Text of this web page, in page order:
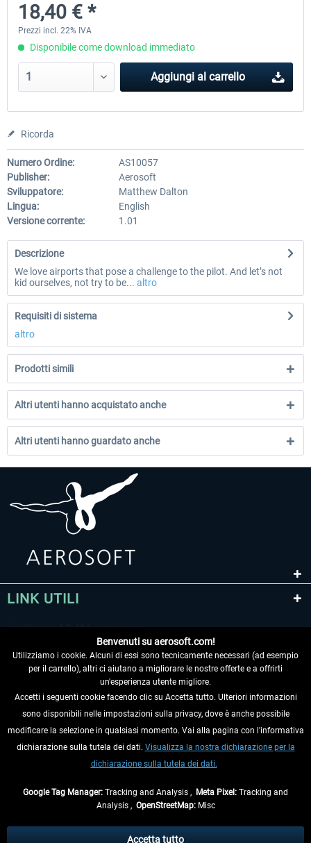
30,71 € *
18,40 € *
Prezzi incl. 22% IVA
Disponibile come download immediato
Aggiungi al carrello
Ricorda
Numero Ordine:
AS10057
Publisher:
Aerosoft
Sviluppatore:
Matthew Dalton
Lingua:
English
Versione corrente:
1.01
Descrizione
We love airports that pose a challenge to the pilot. And let’s not
kid ourselves, not try to be... altro
Requisiti di sistema
altro
Prodotti simili
Altri utenti hanno acquistato anche
Altri utenti hanno guardato anche
LINK UTILI
RECEDERE DAL CONTRATTO
INFORMAZIONI
eventualmente le spese di spedizione, se non diversamente descritto.
Benvenuti su aerosoft.com!
Utilizziamo i cookie. Alcuni di essi sono tecnicamente necessari (ad esempio
per il carrello), altri ci aiutano a migliorare le nostre offerte e a offrirti
un'esperienza utente migliore.
Accetti i seguenti cookie facendo clic su Accetta tutto. Ulteriori informazioni
sono disponibili nelle impostazioni sulla privacy, dove è anche possibile
modificare la selezione in qualsiasi momento. Vai alla pagina con l'informativa
dichiarazione sulla tutela dei dati. Visualizza la nostra dichiarazione per la
dichiarazione sulla tutela dei dati.
Google Tag Manager: Tracking and Analysis , Meta Pixel: Tracking and
Analysis , OpenStreetMap:Misc
Accetta tutto